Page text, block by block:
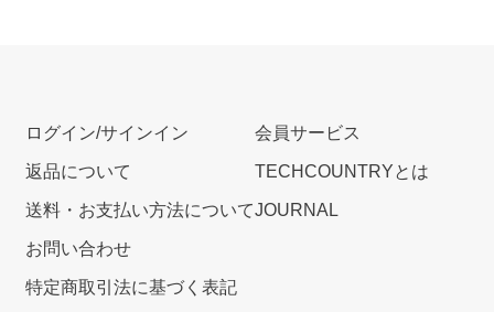
ログイン/サインイン
返品について
送料・お支払い方法について
お問い合わせ
特定商取引法に基づく表記
会員サービス
TECHCOUNTRYとは
JOURNAL